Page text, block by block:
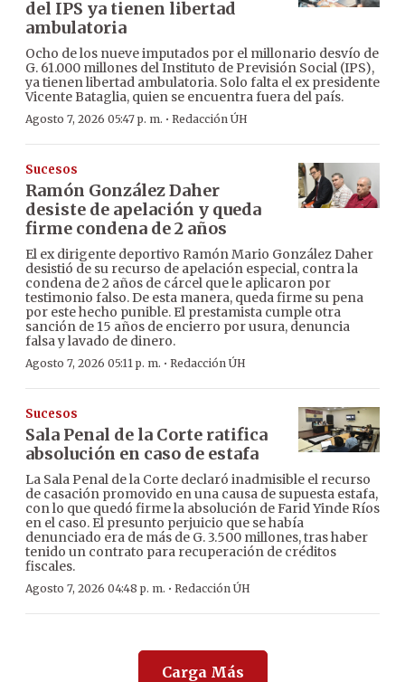
del IPS ya tienen libertad
ambulatoria
Ocho de los nueve imputados por el millonario desvío de
G. 61.000 millones del Instituto de Previsión Social (IPS),
ya tienen libertad ambulatoria. Solo falta el ex presidente
Vicente Bataglia, quien se encuentra fuera del país.
Agosto 7, 2026 05:47 p. m. · Redacción ÚH
Sucesos
Ramón González Daher
desiste de apelación y queda
firme condena de 2 años
El ex dirigente deportivo Ramón Mario González Daher
desistió de su recurso de apelación especial, contra la
condena de 2 años de cárcel que le aplicaron por
testimonio falso. De esta manera, queda firme su pena
por este hecho punible. El prestamista cumple otra
sanción de 15 años de encierro por usura, denuncia
falsa y lavado de dinero.
Agosto 7, 2026 05:11 p. m. · Redacción ÚH
Sucesos
Sala Penal de la Corte ratifica
absolución en caso de estafa
La Sala Penal de la Corte declaró inadmisible el recurso
de casación promovido en una causa de supuesta estafa,
con lo que quedó firme la absolución de Farid Yinde Ríos
en el caso. El presunto perjuicio que se había
denunciado era de más de G. 3.500 millones, tras haber
tenido un contrato para recuperación de créditos
fiscales.
Agosto 7, 2026 04:48 p. m. · Redacción ÚH
Carga Más